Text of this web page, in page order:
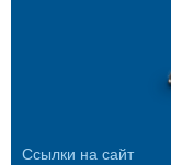
Ссылки на сайт